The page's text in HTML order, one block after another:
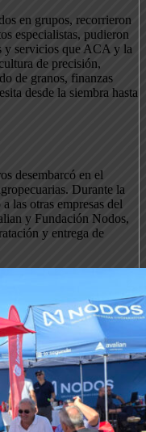
en grupos, recorrieron
especialistas, pudieron
y servicios que ACA y la
de precisión,
de granos, finanzas
desde la siembra hasta
desembarcó en el
Durante la
las otras empresas del
y Fundación Nodos,
y entrega de